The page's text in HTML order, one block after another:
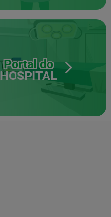
Portal do
HOSPITAL